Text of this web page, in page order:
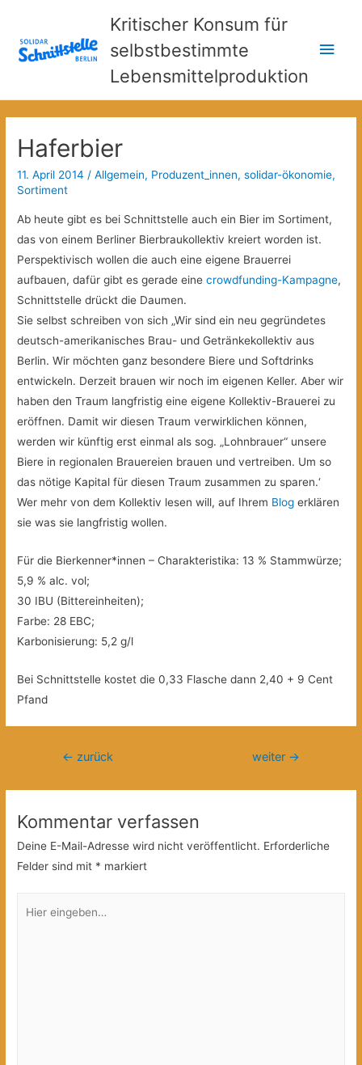
Kritischer Konsum für
selbstbestimmte
Lebensmittelproduktion
Haferbier
11. April 2014 /Allgemein, Produzent_innen,solidar-ökonomie,
Sortiment
Ab heute gibt es bei Schnittstelle auch ein Bier im Sortiment,
das von einem Berliner Bierbraukollektiv kreiert worden ist.
Perspektivisch wollen die auch eine eigene Brauerrei
aufbauen, dafür gibt es gerade einecrowdfunding-Kampagne,
Schnittstelle drückt die Daumen.
Sie selbst schreiben von sich „Wir sind ein neu gegründetes
deutsch-amerikanisches Brau- und Getränkekollektiv aus
Berlin.Wir möchten ganz besondere Biere und Softdrinks
entwickeln. Derzeit brauen wir noch im eigenen Keller. Aber wir
haben den Traum langfristig eine eigene Kollektiv-Brauerei zu
eröffnen. Damit wir diesen Traum verwirklichen können,
werden wir künftig erst einmal als sog. „Lohnbrauer“ unsere
Biere in regionalen Brauereien brauen und vertreiben. Um so
das nötige Kapital für diesen Traum zusammen zu sparen.‘
Wer mehr von dem Kollektiv lesen will, auf Ihrem Blogerklären
sie was sie langfristig wollen.
Für die Bierkenner*innen – Charakteristika: 13 % Stammwürze;
5,9 % alc. vol;
30 IBU (Bittereinheiten);
Farbe: 28 EBC;
Karbonisierung: 5,2 g/l
Bei Schnittstelle kostet die 0,33 Flasche dann 2,40 + 9 Cent
Pfand
Beitragsnavigation
← zurück weiter →
Kommentar verfassen
Deine E-Mail-Adresse wird nicht veröffentlicht. Erforderliche
Felder sind mit * markiert
eingeben…